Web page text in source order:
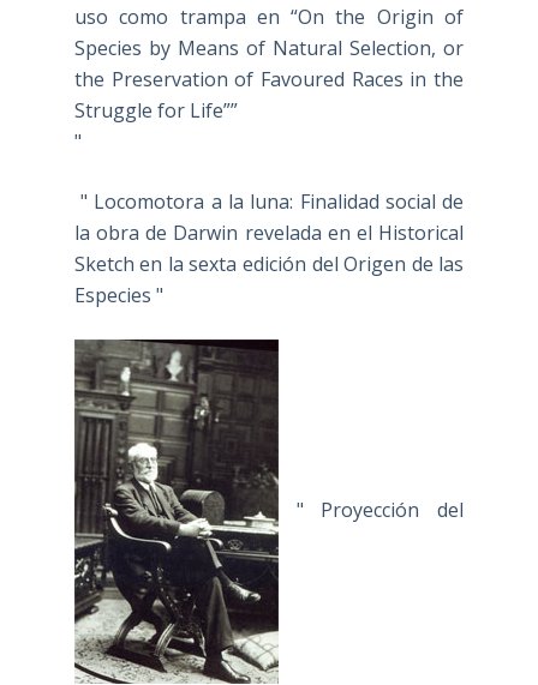
uso como trampa en “On the Origin of
Species by Means of Natural Selection, or
the Preservation of Favoured Races in the
Struggle for Life””
"
" Locomotora a la luna: Finalidad social de
la obra de Darwin revelada en el Historical
Sketch en la sexta edición del Origen de las
Especies "
" Proyección del